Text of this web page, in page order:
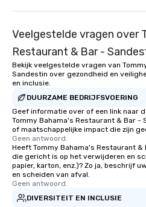
Veelgestelde vragen over
Restaurant & Bar -
Bekijk veelgestelde vragen van
Sandestin over gezondheid en
en inclusie.
DUURZAME BEDRIJFSVOERING
Geef informatie over of een link naar
Tommy Bahama's Restaurant & Bar -
of maatschappelijke impact die zijn
Geen antwoord.
Heeft Tommy Bahama's Restaurant
die gericht is op het verwijderen en
papier, karton, enz.)? Zo ja, beschrijf
en scheiden van afval.
Geen antwoord.
DIVERSITEIT EN INCLUSIE